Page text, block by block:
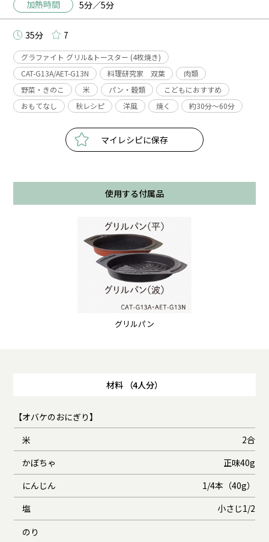
加熱時間
5分／5分
35分 7
グラファイト グリル&トースター (4枚焼き)
CAT-G13A/AET-G13N
料理研究家 双葉
肉類
野菜・きのこ
米 パン・穀類
こどもにおすすめ
おもてなし
秋レシピ 洋風 焼く 約30分〜60分
マイレシピに保存
使用する付属品
グリルパン
材料 （4人分）
【オバケのおにぎり】
米
2合
かぼちゃ
正味40g
にんじん
1/4本（40g）
塩
小さじ1/2
のり